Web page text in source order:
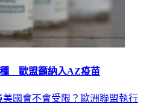
種 歐盟籲納入AZ疫苗
國會不會受限？歐洲聯盟執行